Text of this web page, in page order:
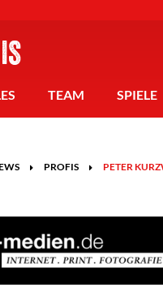
TEAM SPIELE
PROFIS PETER